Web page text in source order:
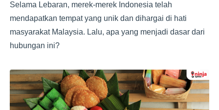
Selama Lebaran, merek-merek Indonesia telah
mendapatkan tempat yang unik dan dihargai di hati
masyarakat Malaysia. Lalu, apa yang menjadi dasar dari
hubungan ini?